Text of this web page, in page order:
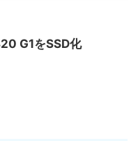
G1をSSD化